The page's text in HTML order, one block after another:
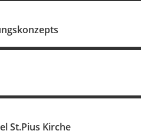
St.Pius Kirche